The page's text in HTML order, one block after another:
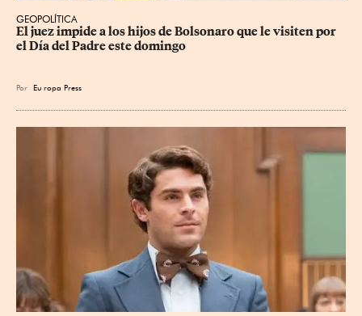
GEOPOLÍTICA
El juez impide a los hijos de Bolsonaro que le visiten por
el Día del Padre este domingo
Por Eu ropa Press